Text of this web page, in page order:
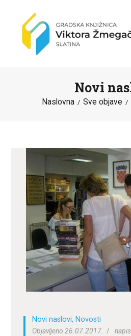
Novi
Naslovna Sve objave
NOVOSTI
ERASMUS+
PROGRAMI I
KATALOG
O KNJIŽNICI
ZA KORISNIKE
ODJELI
DOKUMENTI
Novi naslovi, Novosti
Objavljeno 26.07.2017.